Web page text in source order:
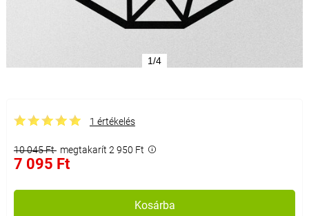
1/4
1 értékelés
10 045 Ft megtakarít 2 950 Ft
7 095 Ft
Kosárba